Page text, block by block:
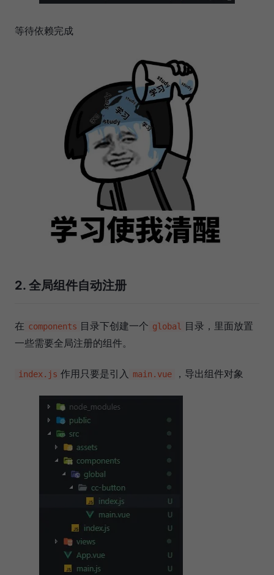
等待依赖完成
2. 全局组件自动注册
在 components 目录下创建一个 global
目录，里面放置
一些需要全局注册的组件。
index.js 作用只要是引入 main.vue ，导出组件对象